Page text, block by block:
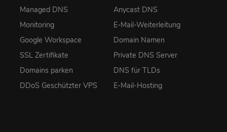
Managed DNS
Monitoring
Google Workspace
SSL Zertifikate
Domains parken
DDoS Geschützter VPS
Anycast DNS
E-Mail-Weiterleitung
Domain Namen
Private DNS Server
DNS für TLDs
E-Mail-Hosting